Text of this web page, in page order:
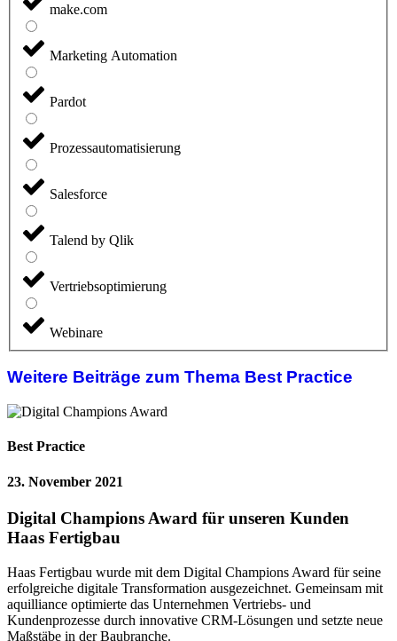
make.com
Marketing Automation
Pardot
Prozessautomatisierung
Salesforce
Talend by Qlik
Vertriebsoptimierung
Webinare
Weitere Beiträge zum Thema Best Practice
Best Practice
23. November 2021
Digital Champions Award für unseren Kunden
Haas Fertigbau
Haas Fertigbau wurde mit dem Digital Champions Award für seine
erfolgreiche digitale Transformation ausgezeichnet. Gemeinsam mit
aquilliance optimierte das Unternehmen Vertriebs- und
Kundenprozesse durch innovative CRM-Lösungen und setzte neue
Maßstäbe in der Baubranche.